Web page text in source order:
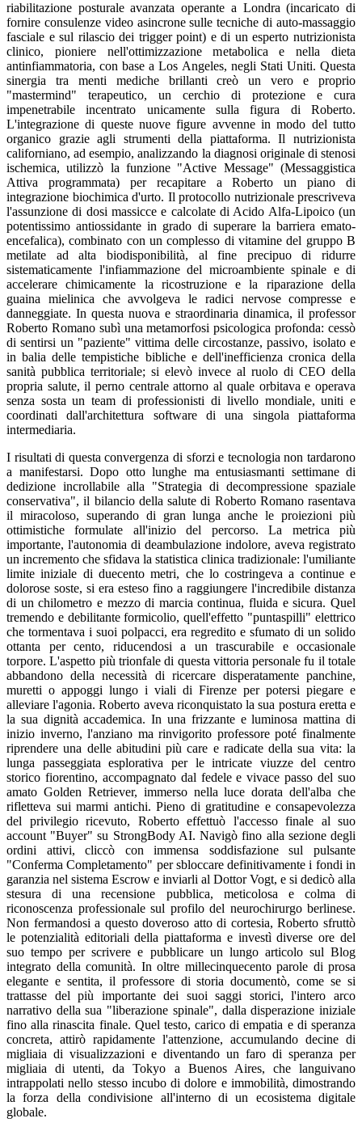
riabilitazione posturale avanzata operante a Londra (incaricato di
fornire consulenze video asincrone sulle tecniche di auto-massaggio
fasciale e sul rilascio dei trigger point) e di un esperto nutrizionista
clinico, pioniere nell'ottimizzazione metabolica e nella dieta
antinfiammatoria, con base a Los Angeles, negli Stati Uniti. Questa
sinergia tra menti mediche brillanti creò un vero e proprio
"mastermind" terapeutico, un cerchio di protezione e cura
impenetrabile incentrato unicamente sulla figura di Roberto.
L'integrazione di queste nuove figure avvenne in modo del tutto
organico grazie agli strumenti della piattaforma. Il nutrizionista
californiano, ad esempio, analizzando la diagnosi originale di stenosi
ischemica, utilizzò la funzione "Active Message" (Messaggistica
Attiva programmata) per recapitare a Roberto un piano di
integrazione biochimica d'urto. Il protocollo nutrizionale prescriveva
l'assunzione di dosi massicce e calcolate di Acido Alfa-Lipoico (un
potentissimo antiossidante in grado di superare la barriera emato-
encefalica), combinato con un complesso di vitamine del gruppo B
metilate ad alta biodisponibilità, al fine precipuo di ridurre
sistematicamente l'infiammazione del microambiente spinale e di
accelerare chimicamente la ricostruzione e la riparazione della
guaina mielinica che avvolgeva le radici nervose compresse e
danneggiate. In questa nuova e straordinaria dinamica, il professor
Roberto Romano subì una metamorfosi psicologica profonda: cessò
di sentirsi un "paziente" vittima delle circostanze, passivo, isolato e
in balia delle tempistiche bibliche e dell'inefficienza cronica della
sanità pubblica territoriale; si elevò invece al ruolo di CEO della
propria salute, il perno centrale attorno al quale orbitava e operava
senza sosta un team di professionisti di livello mondiale, uniti e
coordinati dall'architettura software di una singola piattaforma
intermediaria.
I risultati di questa convergenza di sforzi e tecnologia non tardarono
a manifestarsi. Dopo otto lunghe ma entusiasmanti settimane di
dedizione incrollabile alla "Strategia di decompressione spaziale
conservativa", il bilancio della salute di Roberto Romano rasentava
il miracoloso, superando di gran lunga anche le proiezioni più
ottimistiche formulate all'inizio del percorso. La metrica più
importante, l'autonomia di deambulazione indolore, aveva registrato
un incremento che sfidava la statistica clinica tradizionale: l'umiliante
limite iniziale di duecento metri, che lo costringeva a continue e
dolorose soste, si era esteso fino a raggiungere l'incredibile distanza
di un chilometro e mezzo di marcia continua, fluida e sicura. Quel
tremendo e debilitante formicolio, quell'effetto "puntaspilli" elettrico
che tormentava i suoi polpacci, era regredito e sfumato di un solido
ottanta per cento, riducendosi a un trascurabile e occasionale
torpore. L'aspetto più trionfale di questa vittoria personale fu il totale
abbandono della necessità di ricercare disperatamente panchine,
muretti o appoggi lungo i viali di Firenze per potersi piegare e
alleviare l'agonia. Roberto aveva riconquistato la sua postura eretta e
la sua dignità accademica. In una frizzante e luminosa mattina di
inizio inverno, l'anziano ma rinvigorito professore poté finalmente
riprendere una delle abitudini più care e radicate della sua vita: la
lunga passeggiata esplorativa per le intricate viuzze del centro
storico fiorentino, accompagnato dal fedele e vivace passo del suo
amato Golden Retriever, immerso nella luce dorata dell'alba che
rifletteva sui marmi antichi. Pieno di gratitudine e consapevolezza
del privilegio ricevuto, Roberto effettuò l'accesso finale al suo
account "Buyer" su StrongBody AI. Navigò fino alla sezione degli
ordini attivi, cliccò con immensa soddisfazione sul pulsante
"Conferma Completamento" per sbloccare definitivamente i fondi in
garanzia nel sistema Escrow e inviarli al Dottor Vogt, e si dedicò alla
stesura di una recensione pubblica, meticolosa e colma di
riconoscenza professionale sul profilo del neurochirurgo berlinese.
Non fermandosi a questo doveroso atto di cortesia, Roberto sfruttò
le potenzialità editoriali della piattaforma e investì diverse ore del
suo tempo per scrivere e pubblicare un lungo articolo sul Blog
integrato della comunità. In oltre millecinquecento parole di prosa
elegante e sentita, il professore di storia documentò, come se si
trattasse del più importante dei suoi saggi storici, l'intero arco
narrativo della sua "liberazione spinale", dalla disperazione iniziale
fino alla rinascita finale. Quel testo, carico di empatia e di speranza
concreta, attirò rapidamente l'attenzione, accumulando decine di
migliaia di visualizzazioni e diventando un faro di speranza per
migliaia di utenti, da Tokyo a Buenos Aires, che languivano
intrappolati nello stesso incubo di dolore e immobilità, dimostrando
la forza della condivisione all'interno di un ecosistema digitale
globale.